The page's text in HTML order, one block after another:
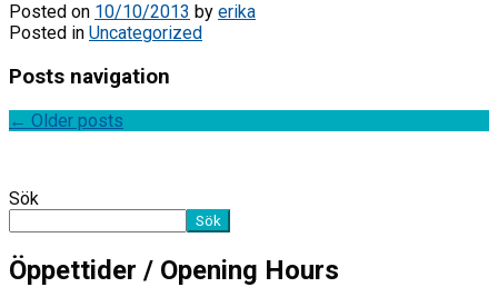
Posted on 10/10/2013 by erika
Posted in Uncategorized
Posts navigation
← Older posts
Sök
Sök
Öppettider / Opening Hours